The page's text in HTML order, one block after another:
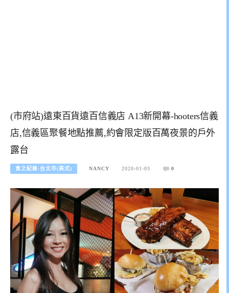
(市府站)遠東百貨遠百信義店 A13新開幕-hooters信義
店,信義區聚餐地點推薦,約會限定版百萬夜景的戶外
露台
食之紀錄-台北市(美式) NANCY 2020-01-03 0